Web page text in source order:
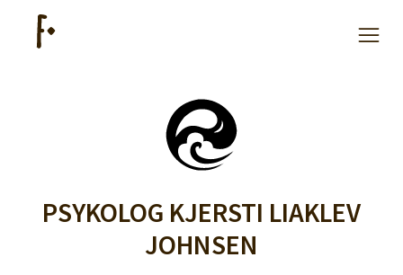
Kjøpe lister
PSYKOLOG KJERSTI LIAKLEV
JOHNSEN